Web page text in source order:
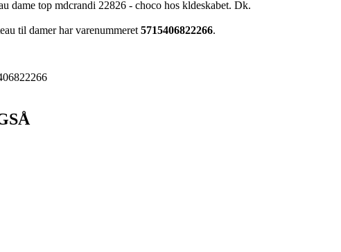
dame top mdcrandi 22826 - choco hos kldeskabet. Dk.
til damer har varenummeret5715406822266.